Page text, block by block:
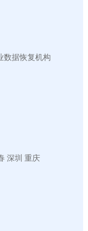
数据恢复机构
深圳 重庆